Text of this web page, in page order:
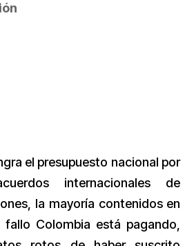
el presupuesto nacional por
internacionales de
la mayoría contenidos en
Colombia está pagando,